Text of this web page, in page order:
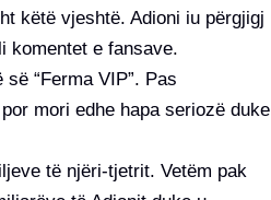
këtë vjeshtë. Adioni iu përgjigj
komentet e fansave.
“Ferma VIP”. Pas
mori edhe hapa seriozë duke
të njëri-tjetrit. Vetëm pak